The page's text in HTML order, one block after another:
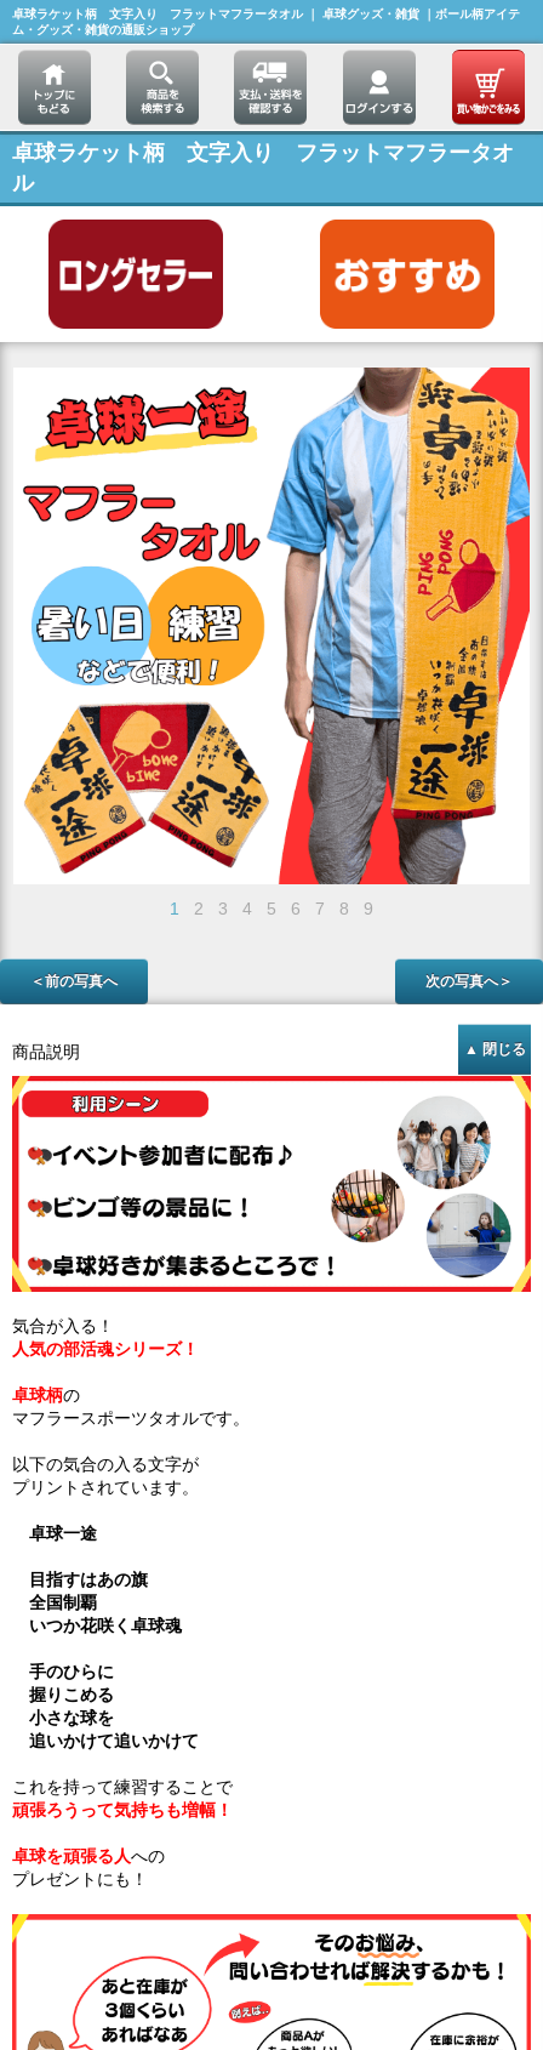
卓球ラケット柄 文字入り フラットマフラータオル ｜ 卓球グッズ・雑貨 ｜ボール柄アイテ
ム・グッズ・雑貨の通販ショップ
卓球ラケット柄 文字入り フラットマフラータオ
ル
1 2 3 4 5 6 7 8 9
＜前の写真へ 次の写真へ＞
商品説明
気合が入る！
人気の部活魂シリーズ！
卓球柄の
マフラースポーツタオルです。
以下の気合の入る文字が
プリントされています。
卓球一途
目指すはあの旗
全国制覇
いつか花咲く卓球魂
手のひらに
握りこめる
小さな球を
追いかけて追いかけて
これを持って練習することで
頑張ろうって気持ちも増幅！
卓球を頑張る人への
プレゼントにも！